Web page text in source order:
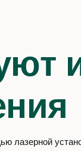
лазерной